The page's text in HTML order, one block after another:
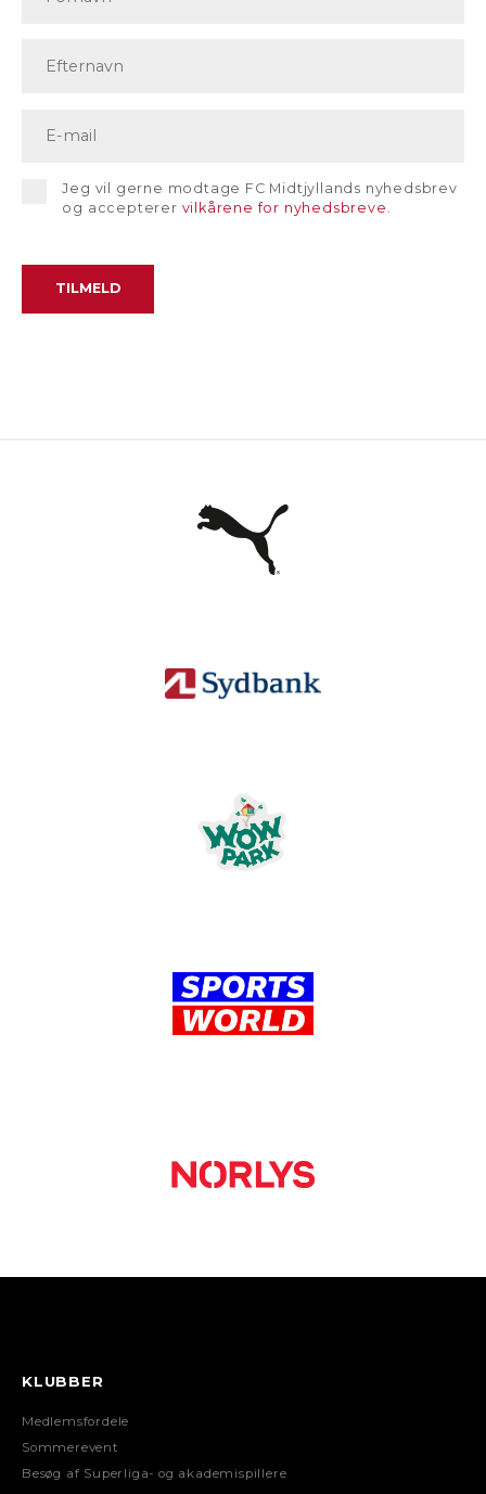
Jeg vil gerne modtage FC Midtjyllands nyhedsbrev
og accepterer vilkårene for nyhedsbreve
KLUBBER
Medlemsfordele
Sommerevent
Besøg af Superliga- og akademispillere